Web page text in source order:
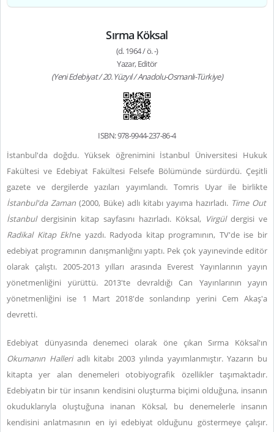
Sırma Köksal
(d. 1964 / ö. -)
Yazar, Editör
(Yeni Edebiyat / 20. Yüzyıl / Anadolu-Osmanlı-Türkiye)
ISBN: 978-9944-237-86-4
İstanbul'da doğdu. Yüksek öğrenimini İstanbul Üniversitesi Hukuk
Fakültesi ve Edebiyat Fakültesi Felsefe Bölümünde sürdürdü. Çeşitli
gazete ve dergilerde yazıları yayımlandı. Tomris Uyar ile birlikte
İstanbul'da Zaman (2000, Büke) adlı kitabı yayıma hazırladı. Time Out
İstanbuldergisinin kitap sayfasını hazırladı. Köksal, Virgüldergisi ve
Radikal Kitap Eki’ne yazdı. Radyoda kitap programının, TV'de ise bir
edebiyat programının danışmanlığını yaptı. Pek çok yayınevinde editör
olarak çalıştı. 2005-2013 yılları arasında Everest Yayınlarının yayın
yönetmenliğini yürüttü. 2013'te devraldığı Can Yayınlarının yayın
yönetmenliğini ise 1 Mart 2018'de sonlandırıp yerini Cem Akaş'a
devretti.
Edebiyat dünyasında denemeci olarak öne çıkan Sırma Köksal'ın
Okumanın Halleriadlı kitabı 2003 yılında yayımlanmıştır. Yazarın bu
kitapta yer alan denemeleri otobiyografik özellikler taşımaktadır.
Edebiyatın bir tür insanın kendisini oluşturma biçimi olduğuna, insanın
okuduklarıyla oluştuğuna inanan Köksal, bu denemelerle insanın
kendisini anlatmasının en iyi edebiyat olduğunu göstermeye çalışır.